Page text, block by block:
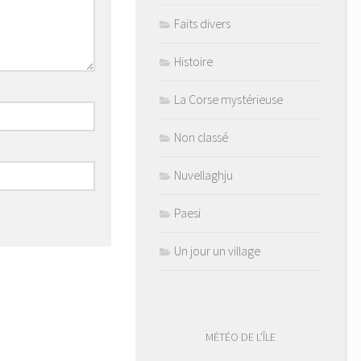
Faits divers
Histoire
La Corse mystérieuse
Non classé
Nuvellaghju
Paesi
Un jour un village
MÉTÉO DE L'ÎLE